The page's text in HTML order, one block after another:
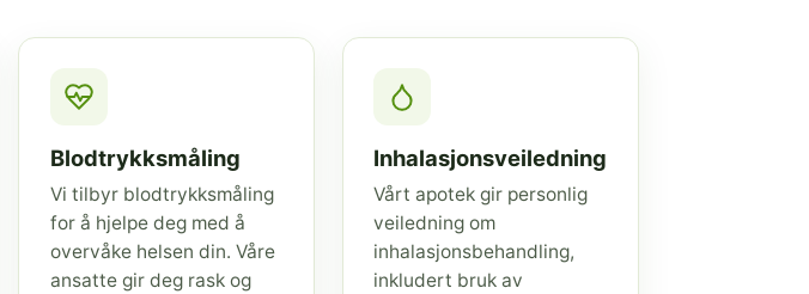
Blodtrykksmåling
Vi tilbyr blodtrykksmåling
for å hjelpe deg med å
overvåke helsen din. Våre
ansatte gir deg rask og
Inhalasjonsveiledning
Vårt apotek gir personlig
veiledning om
inhalasjonsbehandling,
inkludert bruk av